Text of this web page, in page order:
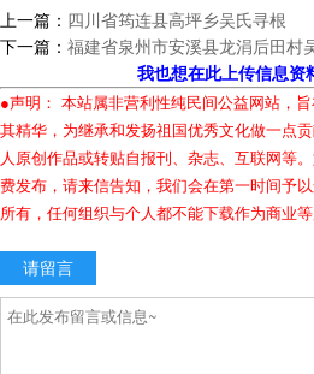
上一篇： 四川省筠连县高坪乡吴氏寻根
下一篇： 福建省泉州市安溪县龙涓后田村
我也想在此上传信息资
●声明： 本站属非营利性纯民间公益网站，
其精华，为继承和发扬祖国优秀文化做一点
人原创作品或转贴自报刊、杂志、互联网等
费发布，请来信告知，我们会在第一时间予
所有，任何组织与个人都不能下载作为商业
请留言